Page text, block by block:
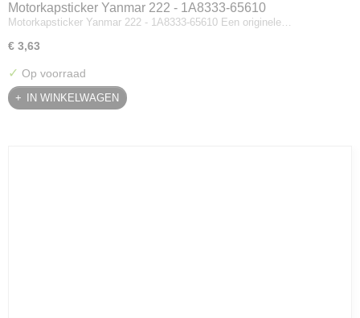
Motorkapsticker Yanmar 222 - 1A8333-65610
Motorkapsticker Yanmar 222 - 1A8333-65610 Een originele…
€ 3,63
✓ Op voorraad
IN WINKELWAGEN